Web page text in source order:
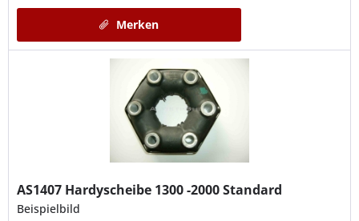
Merken
AS1407 Hardyscheibe 1300 -2000 Standard
Beispielbild